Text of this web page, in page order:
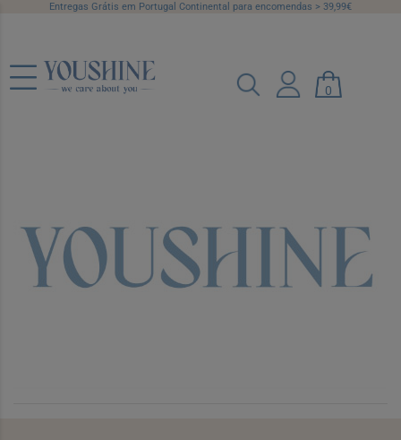
Entregas Grátis em Portugal Continental para encomendas > 39,99€
0
Biorepair Plus Paradontgel Gel 75ml